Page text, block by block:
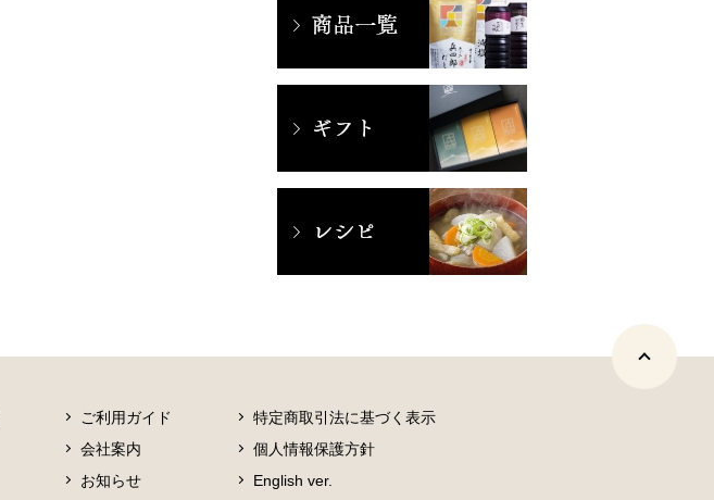
ご利用ガイド
会社案内
お知らせ
特定商取引法に基づく表示
個人情報保護方針
English ver.